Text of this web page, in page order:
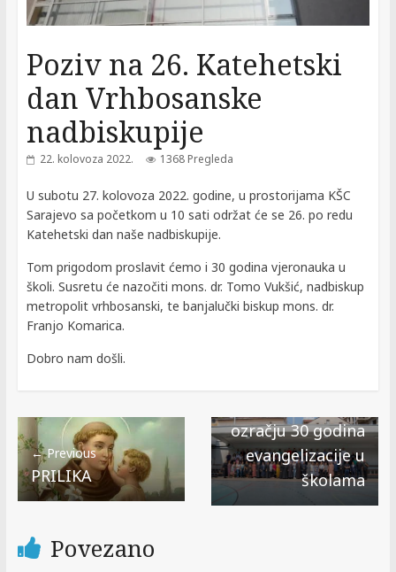
Poziv na 26. Katehetski
dan Vrhbosanske
nadbiskupije
22. kolovoza 2022. 1368 Pregleda
U subotu 27. kolovoza 2022. godine, u prostorijama KŠC
Sarajevo sa početkom u 10 sati održat će se 26. po redu
Katehetski dan naše nadbiskupije.
Tom prigodom proslavit ćemo i 30 godina vjeronauka u
školi. Susretu će nazočiti mons. dr. Tomo Vukšić, nadbiskup
metropolit vrhbosanski, te banjalučki biskup mons. dr.
Franjo Komarica.
Dobro nam došli.
← Previous
PRILIKA
ozračju 30 godina
evangelizacije u
školama
Povezano